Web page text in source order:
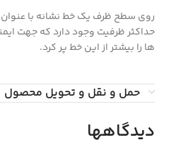
حداکثر ظرفیت وجود دارد که جهت
ها را بیشتر از این خط پر کرد.
حمل و نقل و تحویل محصول
دیدگاهها